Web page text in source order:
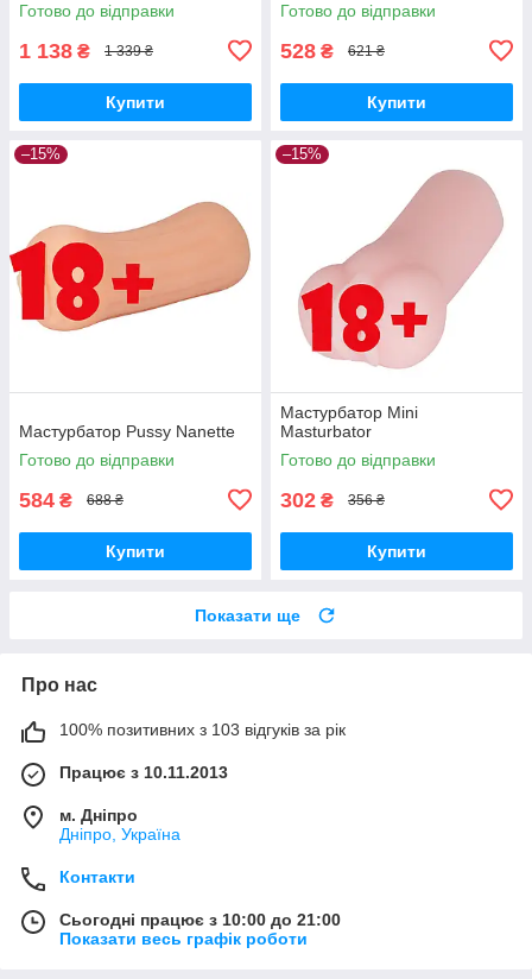
Готово до відправки
1 138 ₴ 1 339 ₴
Купити
Готово до відправки
528 ₴ 621 ₴
Купити
–15%
Мастурбатор Pussy Nanette
Готово до відправки
584 ₴ 688 ₴
Купити
–15%
Мастурбатор Mini
Masturbator
Готово до відправки
302 ₴ 356 ₴
Купити
Показати ще
Про нас
100% позитивних з 103 відгуків за рік
Працює з 10.11.2013
м. Дніпро
Дніпро, Україна
Контакти
Сьогодні працює з 10:00 до 21:00
Показати весь графік роботи